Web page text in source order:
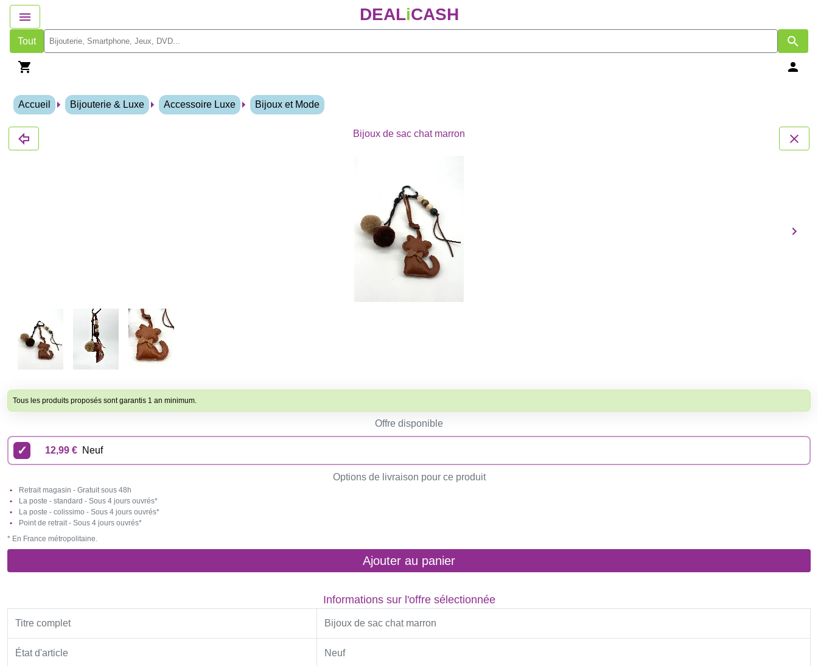
DEALiCASH
Tout
Accueil Bijouterie & Luxe Accessoire Luxe Bijoux et Mode
Bijoux de sac chat marron
Tous les produits proposés sont garantis 1 an minimum.
Offre disponible
12,99 € Neuf
Options de livraison pour ce produit
Retrait magasin - Gratuit sous 48h
La poste - standard - Sous 4 jours ouvrés*
La poste - colissimo - Sous 4 jours ouvrés*
Point de retrait - Sous 4 jours ouvrés*
* En France métropolitaine.
Ajouter au panier
Informations sur l'offre sélectionnée
Titre complet Bijoux de sac chat marron
État d'article Neuf